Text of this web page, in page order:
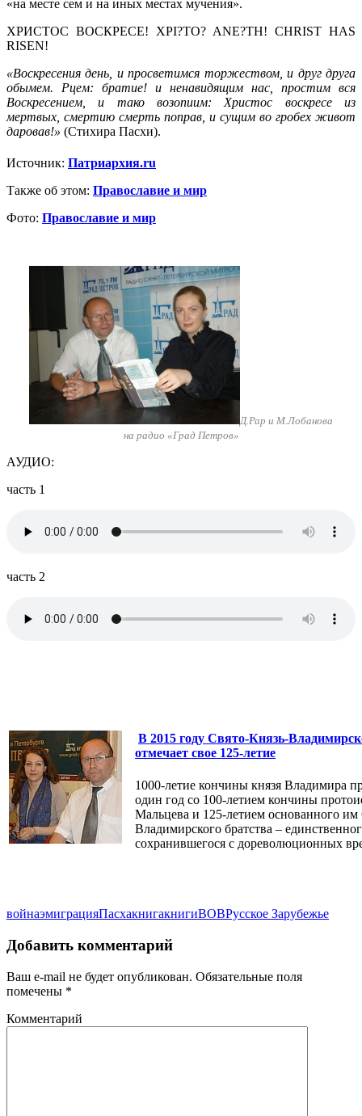
«на месте сем и на иных местах мучения».
ХРИСТОС ВОСКРЕСЕ! XPI?TO? ANE?TH! CHRIST HAS
RISEN!
«Воскресения день, и просветимся торжеством, и друг друга
обымем. Рцем: братие! и ненавидящим нас, простим вся
Воскресением, и тако возопиим: Христос воскресе из
мертвых, смертию смерть поправ, и сущим во гробех живот
даровав!» (Стихира Пасхи).
Источник: Патриархия.ru
Также об этом: Православие и мир
Фото: Православие и мир
Д.Рар и М.Лобанова
на радио «Град Петров»
АУДИО:
часть 1
часть 2
В 2015 году Свято-Князь-
отмечает свое 125-летие
1000-летие кончины князя Владимира
один год со 100-летием кончины
Мальцева и 125-летием основанного им
Владимирского братства –
сохранившегося с дореволюционных
войнаэмиграцияПасхакнигакнигиВОВРусское Зарубежье
Добавить комментарий
Ваш e-mail не будет опубликован. Обязательные поля
помечены *
Комментарий